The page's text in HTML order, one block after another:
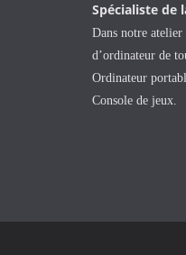
Spécialiste de
Dans notre
d’ordinateur de
Ordinateur
Console de jeux.